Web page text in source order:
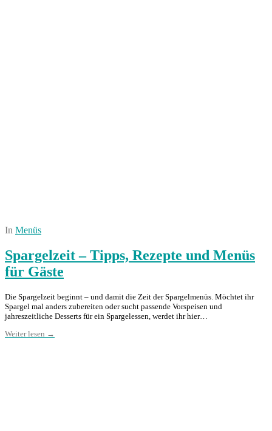
In Menüs
Spargelzeit – Tipps, Rezepte und Menüs
für Gäste
Die Spargelzeit beginnt – und damit die Zeit der Spargelmenüs. Möchtet ihr
Spargel mal anders zubereiten oder sucht passende Vorspeisen und
jahreszeitliche Desserts für ein Spargelessen, werdet ihr hier…
Weiter lesen →